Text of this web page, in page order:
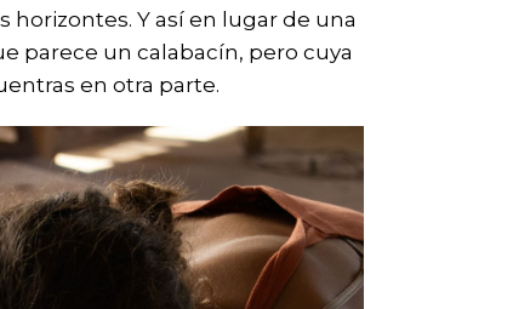
Y así en lugar de una
parece un calabacín, pero cuya
en otra parte.